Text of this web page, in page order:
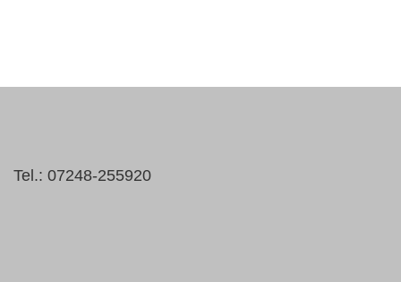
Tel.: 07248-255920